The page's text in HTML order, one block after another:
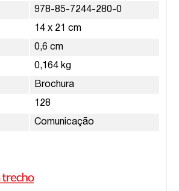
978-85-7244-280-0
14 x 21 cm
0,6 cm
0,164 kg
Brochura
128
Comunicação